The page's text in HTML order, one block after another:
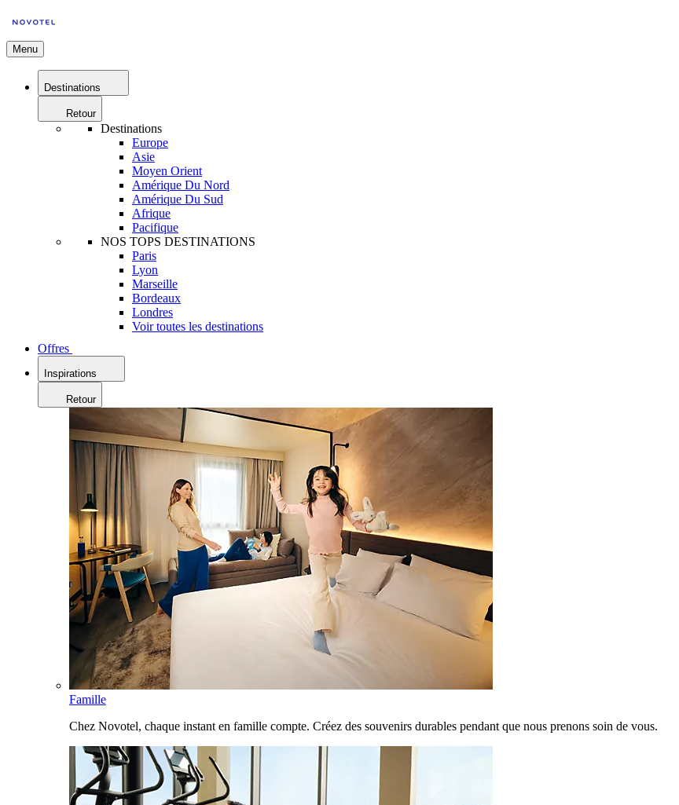
Menu
Destinations
Retour
Destinations
Europe
Asie
Moyen Orient
Amérique Du Nord
Amérique Du Sud
Afrique
Pacifique
NOS TOPS DESTINATIONS
Paris
Lyon
Marseille
Bordeaux
Londres
Voir toutes les destinations
Offres
Inspirations
Retour
Famille
Chez Novotel, chaque instant en famille compte. Créez des souvenirs durables pendant que nous prenons soin de vous.